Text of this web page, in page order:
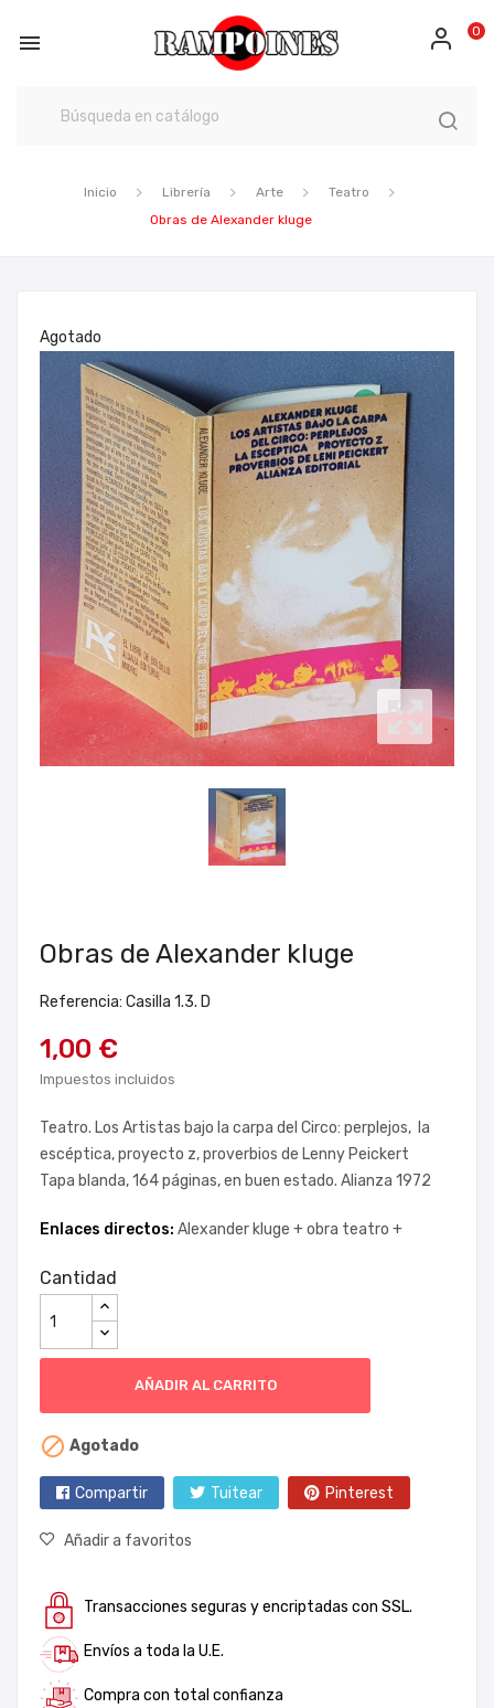
 0
Inicio Librería Arte
Teatro
Obras de Alexander kluge
Agotado
Obras de Alexander kluge
Referencia: Casilla 1.3. D
1,00 €
Impuestos incluidos
Teatro. Los Artistas bajo la carpa del Circo: perplejos, la
escéptica, proyecto z, proverbios de Lenny Peickert
Tapa blanda, 164 páginas, en buen estado. Alianza 1972
Enlaces directos: Alexander kluge +obra teatro +
Cantidad
AÑADIR AL CARRITO
 Agotado
Compartir Tuitear Pinterest
Añadir a favoritos
Transacciones seguras y encriptadas con SSL.
Envíos a toda la U.E.
Compra con total confianza